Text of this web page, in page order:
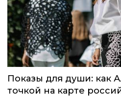
Показы для души: как
точкой на карте